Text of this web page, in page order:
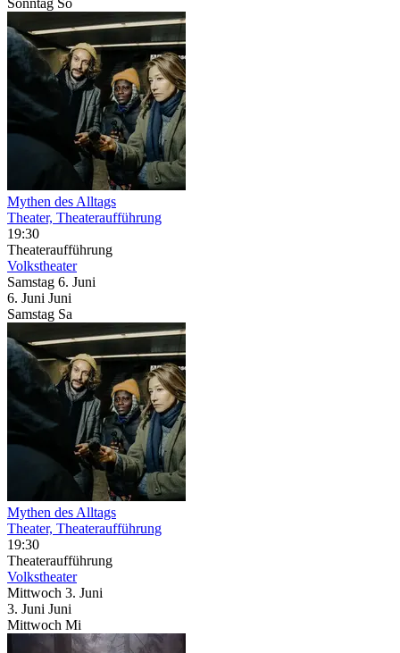
Mythen des Alltags
Theater, Theateraufführung
19:30
Theateraufführung
Volkstheater
Samstag 6. Juni
6. Juni Juni
Samstag Sa
Mythen des Alltags
Theater, Theateraufführung
19:30
Theateraufführung
Volkstheater
Mittwoch 3. Juni
3. Juni Juni
Mittwoch Mi